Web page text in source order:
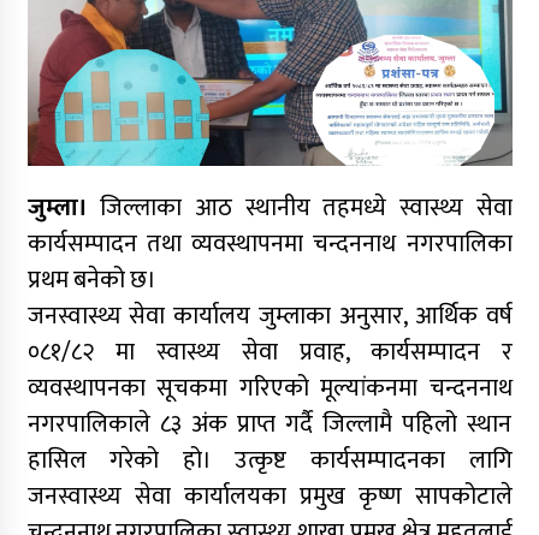
नेपालकै सबैभन्दा अग्लो पचाल झरना : राष्ट्रिय
मान्यतासँगै पर्यटनको नयाँ केन्द्र बन्ने अपेक्षा
कर्णाली प्रदेश निर्माण व्यवसायी महासङ्घको अध्यक्षमा
बमलाई समर्थन गर्ने घोषणा
कर्णाली प्रदेश निर्माण व्यवसायी महासंघको नेतृत्वमा
न्यौपाने–बम भिड्ने संकेत, सहमतिको प्रयास
निर्माण व्यवसायी महासंघको प्रदेश अधिवेशन,
सार्वजनिक खरिद सुधारदेखि नयाँ नेतृत्वसम्म छलफल
जुम्ला। जिल्लाका आठ स्थानीय तहमध्ये स्वास्थ्य सेवा
कार्यसम्पादन तथा व्यवस्थापनमा चन्दननाथ नगरपालिका
प्रथम बनेको छ।
जनस्वास्थ्य सेवा कार्यालय जुम्लाका अनुसार, आर्थिक वर्ष
०८१/८२ मा स्वास्थ्य सेवा प्रवाह, कार्यसम्पादन र
व्यवस्थापनका सूचकमा गरिएको मूल्यांकनमा चन्दननाथ
नगरपालिकाले ८३ अंक प्राप्त गर्दै जिल्लामै पहिलो स्थान
हासिल गरेको हो। उत्कृष्ट कार्यसम्पादनका लागि
जनस्वास्थ्य सेवा कार्यालयका प्रमुख कृष्ण सापकोटाले